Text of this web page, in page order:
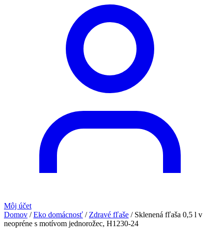
Môj účet
Domov /Eko domácnosť / Zdravé fľaše / Sklenená fľaša 0,5 l v
neopréne s motívom jednorožec, H1230-24